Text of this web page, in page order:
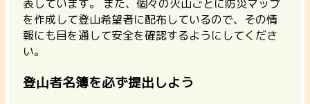
表しています。
また、個々の火山ごとに防災マップ
を作成して登山希望者に配布しているので、その情
報にも目を通して安全を確認するようにしてくださ
い。
登山者名簿を必ず提出しよう